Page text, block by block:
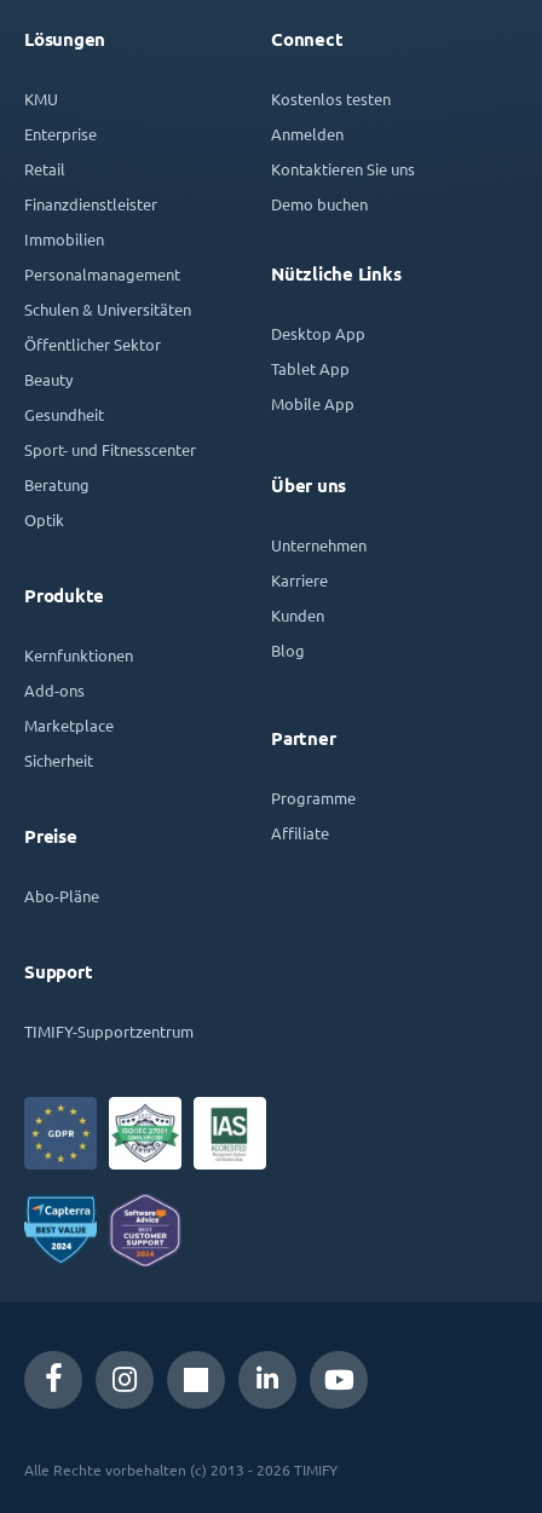
Lösungen
KMU
Enterprise
Retail
Finanzdienstleister
Immobilien
Personalmanagement
Schulen & Universitäten
Öffentlicher Sektor
Beauty
Gesundheit
Sport- und Fitnesscenter
Beratung
Optik
Produkte
Kernfunktionen
Add-ons
Marketplace
Sicherheit
Preise
Abo-Pläne
Support
TIMIFY-Supportzentrum
Connect
Kostenlos testen
Anmelden
Kontaktieren Sie uns
Demo buchen
Nützliche Links
Desktop App
Tablet App
Mobile App
Über uns
Unternehmen
Karriere
Kunden
Blog
Partner
Programme
Affiliate
Alle Rechte vorbehalten (c) 2013 - 2026 TIMIFY